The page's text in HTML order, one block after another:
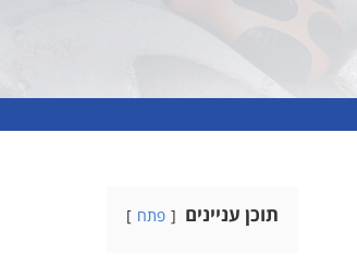
תוכן עניינים פתח